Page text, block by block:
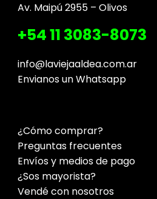
Av. Maipú 2955 – Olivos
+54 11 3083-8073
info@laviejaaldea.com.ar
Envianos un Whatsapp
¿Cómo comprar?
Preguntas frecuentes
Envíos y medios de pago
¿Sos mayorista?
Vendé con nosotros